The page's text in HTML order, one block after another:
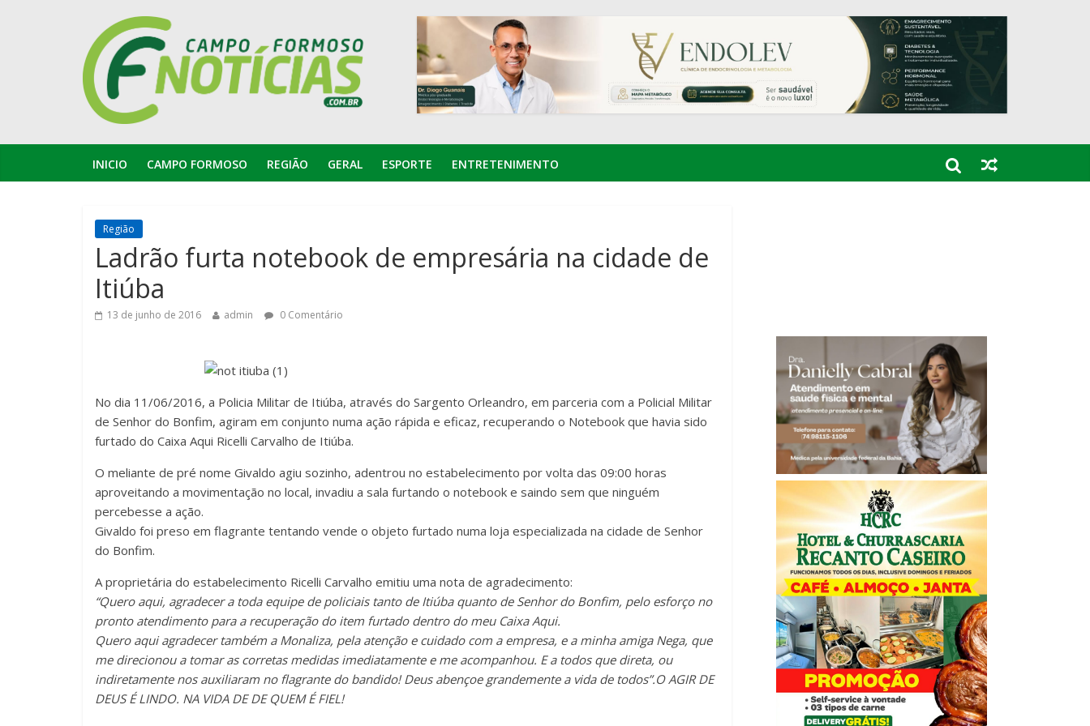
INICIO CAMPO FORMOSO REGIÃO GERAL ESPORTE ENTRETENIMENTO
Região
Ladrão furta notebook de empresária na cidade de
Itiúba
13 de junho de 2016 admin 0 Comentário
No dia 11/06/2016, a Policia Militar de Itiúba, através do Sargento Orleandro, em parceria com a Policial Militar
de Senhor do Bonfim, agiram em conjunto numa ação rápida e eficaz, recuperando o Notebook que havia sido
furtado do Caixa Aqui Ricelli Carvalho de Itiúba.
O meliante de pré nome Givaldo agiu sozinho, adentrou no estabelecimento por volta das 09:00 horas
aproveitando a movimentação no local, invadiu a sala furtando o notebook e saindo sem que ninguém
percebesse a ação.
Givaldo foi preso em flagrante tentando vende o objeto furtado numa loja especializada na cidade de Senhor
do Bonfim.
A proprietária do estabelecimento Ricelli Carvalho emitiu uma nota de agradecimento:
“Quero aqui, agradecer a toda equipe de policiais tanto de Itiúba quanto de Senhor do Bonfim, pelo esforço no
pronto atendimento para a recuperação do item furtado dentro do meu Caixa Aqui.
Quero aqui agradecer também a Monaliza, pela atenção e cuidado com a empresa, e a minha amiga Nega, que
me direcionou a tomar as corretas medidas imediatamente e me acompanhou. E a todos que direta, ou
indiretamente nos auxiliaram no flagrante do bandido! Deus abençoe grandemente a vida de todos”.O AGIR DE
DEUS É LINDO. NA VIDA DE DE QUEM É FIEL!